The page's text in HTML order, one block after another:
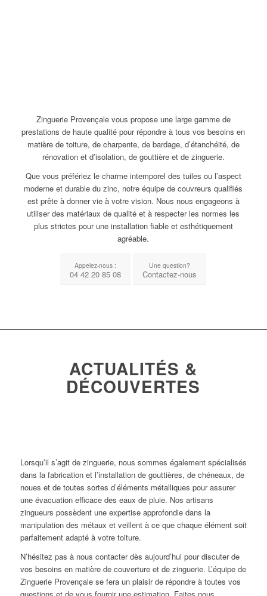
Zinguerie Provençale vous propose une large gamme de
prestations de haute qualité pour répondre à tous vos besoins en
matière de toiture, de charpente, de bardage, d’étanchéité, de
rénovation et d’isolation, de gouttière et de zinguerie.
Que vous préfériez le charme intemporel des tuiles ou l’aspect
moderne et durable du zinc, notre équipe de couvreurs qualifiés
est prête à donner vie à votre vision. Nous nous engageons à
utiliser des matériaux de qualité et à respecter les normes les
plus strictes pour une installation fiable et esthétiquement
agréable.
Appelez-nous :
04 42 20 85 08
Une question?
Contactez-nous
ACTUALITÉS &
DÉCOUVERTES
Lorsqu’il s’agit de zinguerie, nous sommes également spécialisés
dans la fabrication et l’installation de gouttières, de chéneaux, de
noues et de toutes sortes d’éléments métalliques pour assurer
une évacuation efficace des eaux de pluie. Nos artisans
zingueurs possèdent une expertise approfondie dans la
manipulation des métaux et veillent à ce que chaque élément soit
parfaitement adapté à votre toiture.
N’hésitez pas à nous contacter dès aujourd’hui pour discuter de
vos besoins en matière de couverture et de zinguerie. L’équipe de
Zinguerie Provençale se fera un plaisir de répondre à toutes vos